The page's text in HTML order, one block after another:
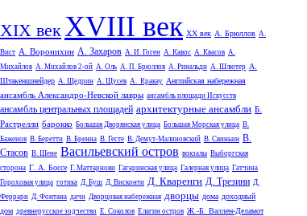
XIX векXVIII век XX век А. Брюллов А.
Вист А. Воронихин А. Захаров А. И. Гоген А. Кавос А. Квасов А.
Михайлов А. Михайлов 2-ой А. Оль А. П. Брюллов А. Ринальди А. Шлютер А.
Штакеншнейдер А. Щедрин А. Щусев А. Кракау Английская набережная
ансамбль Александро-Невской лавры ансамбль площади Искусств
ансамбль центральных площадей архитектурные ансамбли Б.
Растрелли барокко Большая Дворянская улица Большая Морская улица В.
Баженов В. Беретти В. Бренна В. Гесте В. Демут-Малиновский В. Свиньин В.
Стасов В. Шене Васильевский остров вокзалы Выборгская
сторона Г. А. Боссе Г. Маттарнови Гагаринская улица Галерная улица Гатчина
Гороховая улица готика Д. Буш Д. Висконти Д. Кваренги Д. Трезини Д.
Феррари Д. Фонтана дачи Дворцовая набережная дворцы дома доходный
дом древнерусское зодчество Е. Соколов Елагин остров Ж.-Б. Валлен-Деламот